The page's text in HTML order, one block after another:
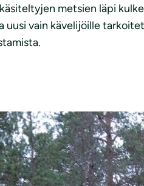
metsien läpi
uusi vain kävelijöille